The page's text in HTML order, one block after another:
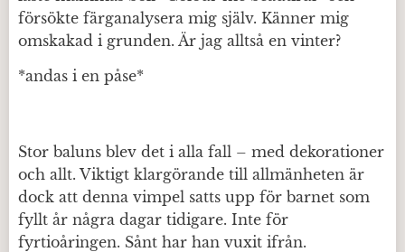
försökte färganalysera mig själv. Känner mig
omskakad i grunden. Är jag alltså en vinter?
*andas i en påse*
Stor baluns blev det i alla fall – med dekorationer
och allt. Viktigt klargörande till allmänheten är
dock att denna vimpel satts upp för barnet som
fyllt år några dagar tidigare. Inte för
fyrtioåringen. Sånt har han vuxit ifrån.